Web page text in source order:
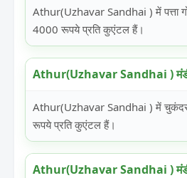
Athur(Uzhavar Sandhai ) में पत्ता
4000 रूपये प्रति कुएंटल हैं।
Athur(Uzhavar Sandhai ) मंडी
Athur(Uzhavar Sandhai ) में
रूपये प्रति कुएंटल हैं।
Athur(Uzhavar Sandhai ) मंडी